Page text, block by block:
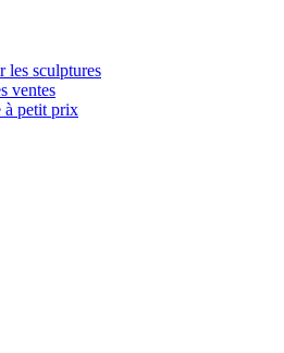
les sculptures
ventes
à petit prix